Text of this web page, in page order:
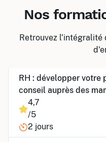
Nos
Retrouvez
RH : développer votre
conseil auprès des
4,7
/5
2 jours